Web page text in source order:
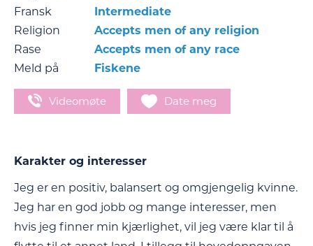
Fransk
Intermediate
Religion
Accepts men of any religion
Rase
Accepts men of any race
Meld på
Fiskene
Videomøte Date meg
Karakter og interesser
Jeg er en positiv, balansert og omgjengelig kvinne.
Jeg har en god jobb og mange interesser, men
hvis jeg finner min kjærlighet, vil jeg være klar til å